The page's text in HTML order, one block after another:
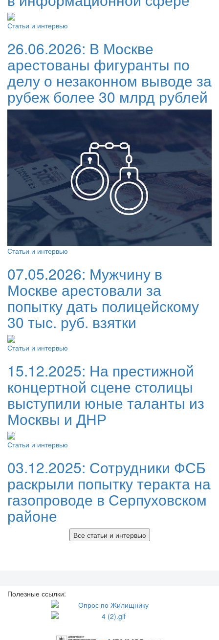
Статьи и интервью
26.06.2026: В Москве
арестованы фигуранты по
делу о незаконном выводе за
рубеж более 30 млрд рублей
Статьи и интервью
07.05.2026: Мужчину в
Москве арестовали за
попытку дать полицейскому
30 тыс. руб. взятки
Статьи и интервью
15.12.2025: На престижной
концертной сцене столицы
выступили юные таланты из
Москвы и ДНР
Статьи и интервью
03.12.2025: Сотрудники ФСБ
раскрыли попытку теракта на
газопроводе в Серпуховском
районе
Все статьи и интервью
Полезные ссылки: